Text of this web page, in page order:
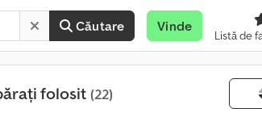
Căutare Vinde
Listă de
folosit (22)